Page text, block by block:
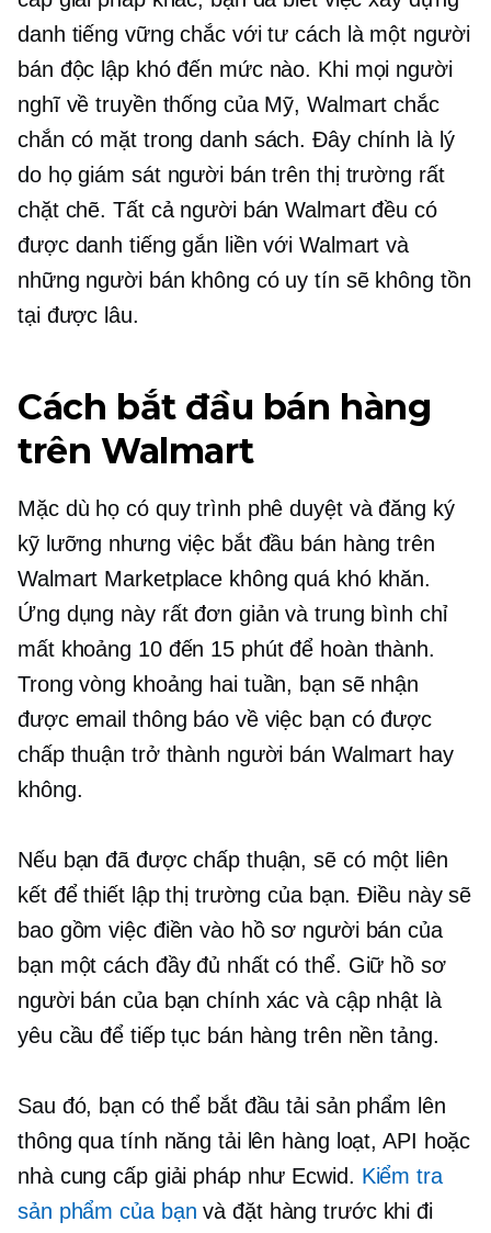
danh tiếng vững chắc với tư cách là một người
bán độc lập khó đến mức nào. Khi mọi người
nghĩ về truyền thống của Mỹ, Walmart chắc
chắn có mặt trong danh sách. Đây chính là lý
do họ giám sát người bán trên thị trường rất
chặt chẽ. Tất cả người bán Walmart đều có
được danh tiếng gắn liền với Walmart và
những người bán không có uy tín sẽ không tồn
tại được lâu.
Cách bắt đầu bán hàng
trên Walmart
Mặc dù họ có quy trình phê duyệt và đăng ký
kỹ lưỡng nhưng việc bắt đầu bán hàng trên
Walmart Marketplace không quá khó khăn.
Ứng dụng này rất đơn giản và trung bình chỉ
mất khoảng 10 đến 15 phút để hoàn thành.
Trong vòng khoảng hai tuần, bạn sẽ nhận
được email thông báo về việc bạn có được
chấp thuận trở thành người bán Walmart hay
không.
Nếu bạn đã được chấp thuận, sẽ có một liên
kết để thiết lập thị trường của bạn. Điều này sẽ
bao gồm việc điền vào hồ sơ người bán của
bạn một cách đầy đủ nhất có thể. Giữ hồ sơ
người bán của bạn chính xác và cập nhật là
yêu cầu để tiếp tục bán hàng trên nền tảng.
Sau đó, bạn có thể bắt đầu tải sản phẩm lên
thông qua tính năng tải lên hàng loạt, API hoặc
nhà cung cấp giải pháp như Ecwid. Kiểm tra
sản phẩm của bạn và đặt hàng trước khi đi